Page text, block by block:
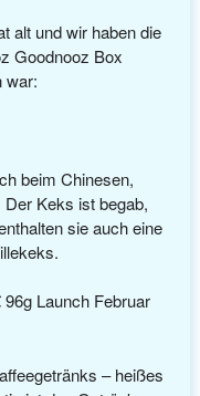
alt und wir haben die
Goodnooz Box
war:
beim Chinesen,
Keks ist begab,
sie auch eine
Launch Februar
– heißes